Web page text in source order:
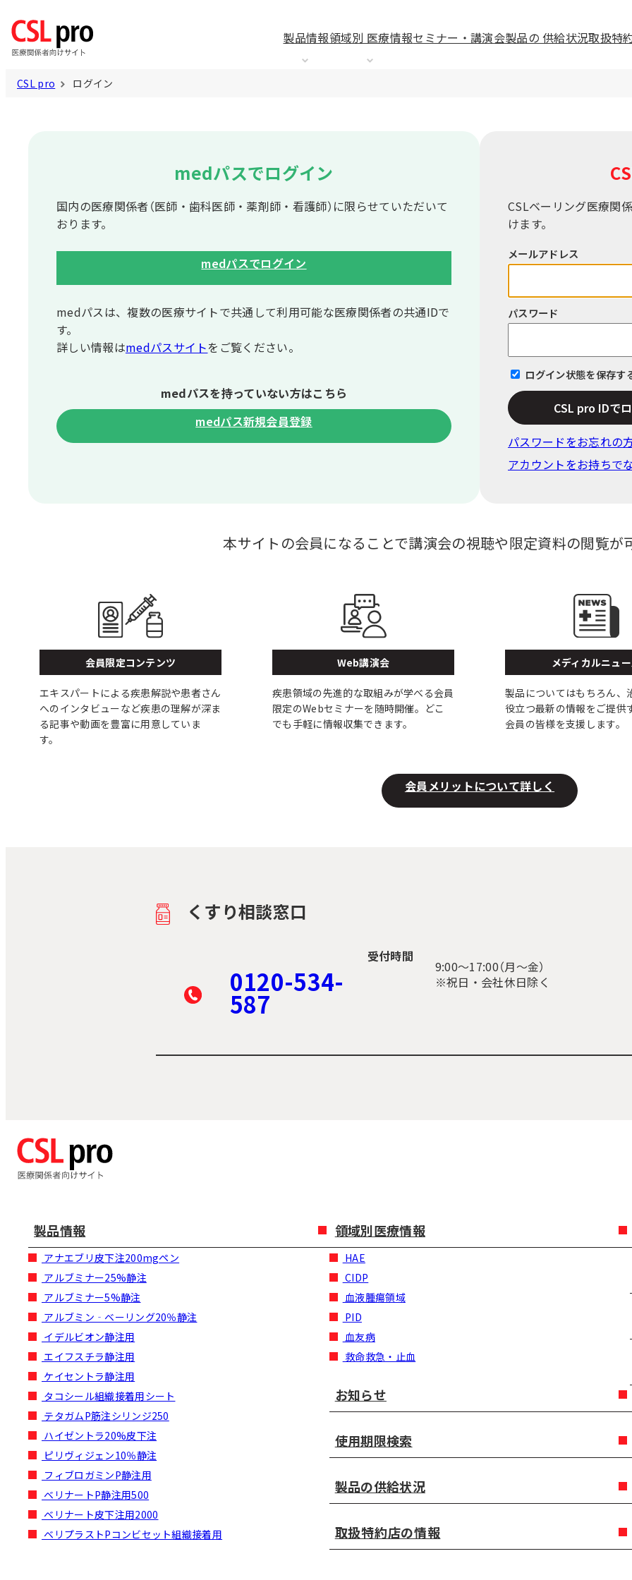
製品情報領域別 医療情報セミナー・講演会製品の 供給状況取扱特
CSL pro ログイン
medパスでログイン
国内の医療関係者（医師・歯科医師・薬剤師・看護師）に限らせていただいて
おります。
medパスでログイン
medパスは、複数の医療サイトで共通して利⽤可能な医療関係者の共通IDで
す。
詳しい情報はmedパスサイトをご覧ください。
medパスを持っていない⽅はこちら
medパス新規会員登録
CSLベーリング医療関
けます。
メールアドレス
パスワード
ログイン状態を保存す
CSL pro IDで
パスワードをお忘れの
アカウントをお持ちで
本サイトの会員になることで講演会の視聴や限定資料の閲覧が
会員限定コンテンツ
エキスパートによる疾患解説や患者さん
へのインタビューなど疾患の理解が深ま
る記事や動画を豊富に用意していま
す。
Web講演会
疾患領域の先進的な取組みが学べる会員
限定のWebセミナーを随時開催。どこ
でも手軽に情報収集できます。
メディカルニュ
製品についてはもちろん、
役立つ最新の情報をご提供
会員の皆様を支援します。
会員メリットについて詳しく
くすり相談窓口
0120-534-
587
受付時間
9:00〜17:00（月～金）
※祝日・会社休日除く
製品情報
アナエブリ皮下注200mgペン
アルブミナー25%静注
アルブミナー5%静注
アルブミン‐ベーリング20％静注
イデルビオン静注用
エイフスチラ静注用
ケイセントラ静注用
タコシール組織接着用シート
テタガムP筋注シリンジ250
ハイゼントラ20%皮下注
ピリヴィジェン10％静注
フィブロガミンP静注用
ベリナートP静注用500
ベリナート皮下注用2000
ベリプラストPコンビセット組織接着用
領域別医療情報
HAE
CIDP
血液腫瘍領域
PID
血友病
救命救急・止血
お知らせ
使用期限検索
製品の供給状況
取扱特約店の情報